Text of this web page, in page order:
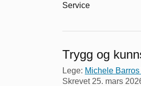
Service
Trygg og
Lege: Michele
Skrevet 25. mars